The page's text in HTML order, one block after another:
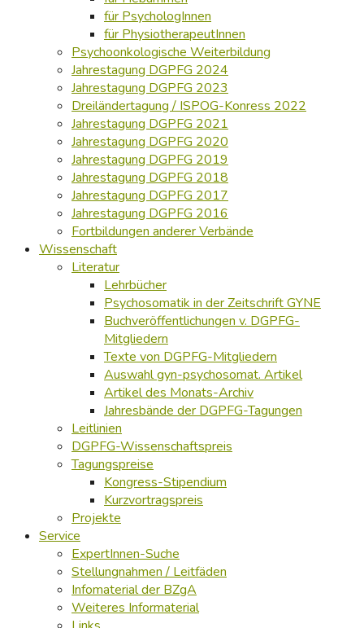
für PsychologInnen
für PhysiotherapeutInnen
Psychoonkologische Weiterbildung
Jahrestagung DGPFG 2024
Jahrestagung DGPFG 2023
Dreiländertagung / ISPOG-Konress 2022
Jahrestagung DGPFG 2021
Jahrestagung DGPFG 2020
Jahrestagung DGPFG 2019
Jahrestagung DGPFG 2018
Jahrestagung DGPFG 2017
Jahrestagung DGPFG 2016
Fortbildungen anderer Verbände
Wissenschaft
Literatur
Lehrbücher
Psychosomatik in der Zeitschrift GYNE
Buchveröffentlichungen v. DGPFG-
Mitgliedern
Texte von DGPFG-Mitgliedern
Auswahl gyn-psychosomat. Artikel
Artikel des Monats-Archiv
Jahresbände der DGPFG-Tagungen
Leitlinien
DGPFG-Wissenschaftspreis
Tagungspreise
Kongress-Stipendium
Kurzvortragspreis
Projekte
Service
ExpertInnen-Suche
Stellungnahmen / Leitfäden
Infomaterial der BZgA
Weiteres Informaterial